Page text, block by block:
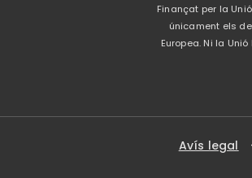
Finançat per la
únicament els
Europea. Ni la
Avís legal